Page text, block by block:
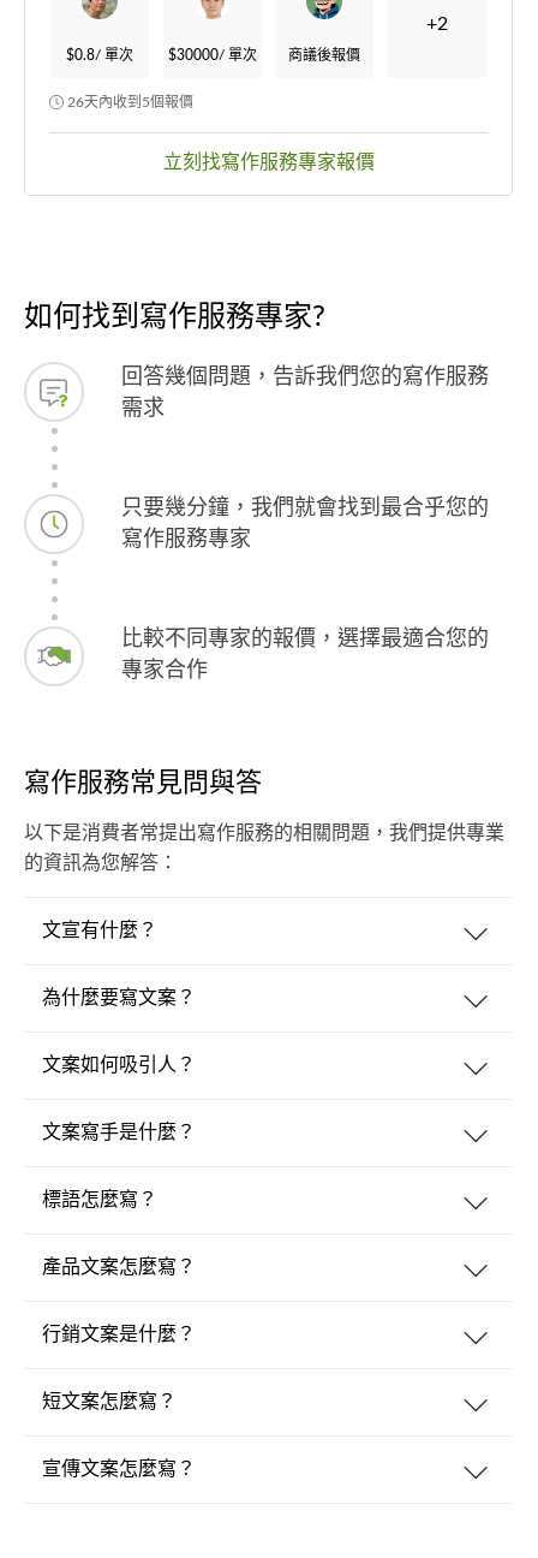
$0.8/ 單次 $30000/ 單次 商議後報價
+2
26天內收到5個報價
立刻找寫作服務專家報價
如何找到寫作服務專家?
回答幾個問題，告訴我們您的寫作服務
需求
只要幾分鐘，我們就會找到最合乎您的
寫作服務專家
比較不同專家的報價，選擇最適合您的
專家合作
寫作服務常見問與答
以下是消費者常提出寫作服務的相關問題，我們提供專業
的資訊為您解答：
文宣有什麼？
為什麼要寫文案？
文案如何吸引人？
文案寫手是什麼？
標語怎麼寫？
產品文案怎麼寫？
行銷文案是什麼？
短文案怎麼寫？
宣傳文案怎麼寫？